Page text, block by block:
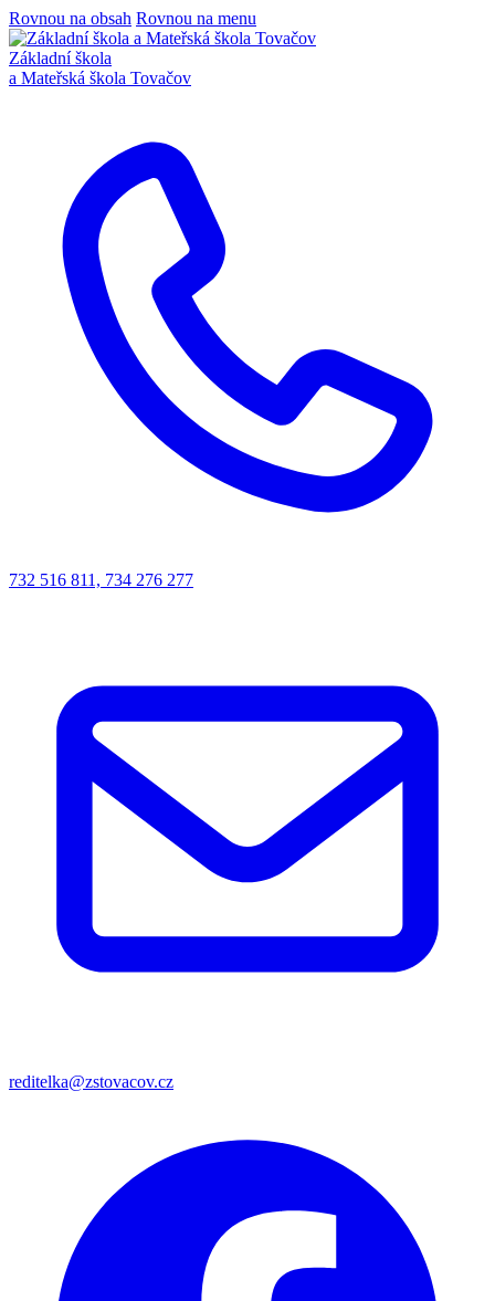
Rovnou na obsah Rovnou na menu
Základní škola
a Mateřská škola Tovačov
732 516 811, 734 276 277
reditelka@zstovacov.cz